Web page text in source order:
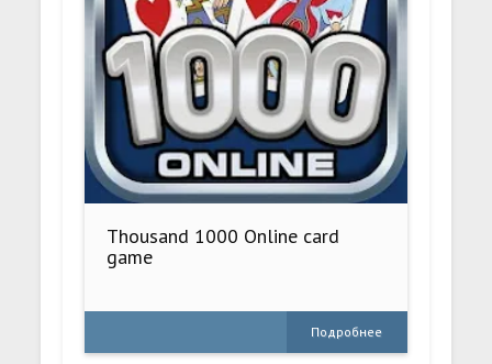
Thousand 1000 Online card
game
Подробнее